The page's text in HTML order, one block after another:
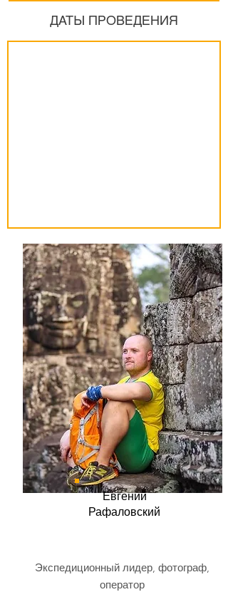
ДАТЫ ПРОВЕДЕНИЯ
Евгений
Рафаловский
Экспедиционный лидер, фотограф,
оператор